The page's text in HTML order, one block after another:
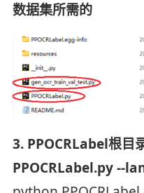
数据集所需的
3. PPOCRLabel根目
PPOCRLabel.py --